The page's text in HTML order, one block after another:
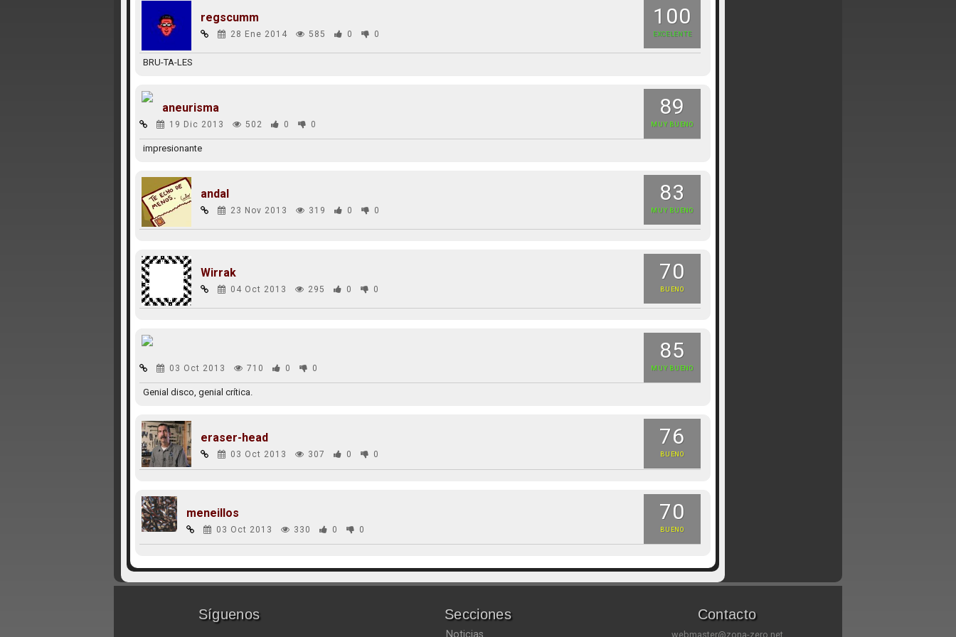
100
EXCELENTE
regscumm
28 Ene 2014 585 0 0
BRU-TA-LES
89
MUY BUENO
aneurisma
19 Dic 2013 502 0 0
impresionante
83
MUY BUENO
andal
23 Nov 2013 319 0 0
70
BUENO
Wirrak
04 Oct 2013 295 0 0
85
MUY BUENO
03 Oct 2013 710 0 0
Genial disco, genial crítica.
76
BUENO
eraser-head
03 Oct 2013 307 0 0
70
BUENO
meneillos
03 Oct 2013 330 0 0
Síguenos Secciones
Noticias
Contacto
webmaster@zona-zero.net